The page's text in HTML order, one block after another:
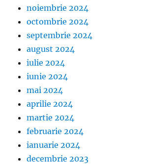
noiembrie 2024
octombrie 2024
septembrie 2024
august 2024
iulie 2024
iunie 2024
mai 2024
aprilie 2024
martie 2024
februarie 2024
ianuarie 2024
decembrie 2023